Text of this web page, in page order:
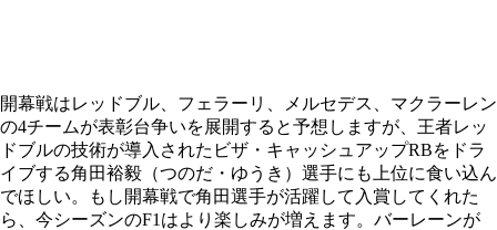
開幕戦はレッドブル、フェラーリ、メルセデス、マクラーレン
の4チームが表彰台争いを展開すると予想しますが、王者レッ
ドブルの技術が導入されたビザ・キャッシュアップRBをドラ
イブする角田裕毅（つのだ・ゆうき）選手にも上位に食い込ん
でほしい。もし開幕戦で角田選手が活躍して入賞してくれた
ら、今シーズンのF1はより楽しみが増えます。バーレーンが